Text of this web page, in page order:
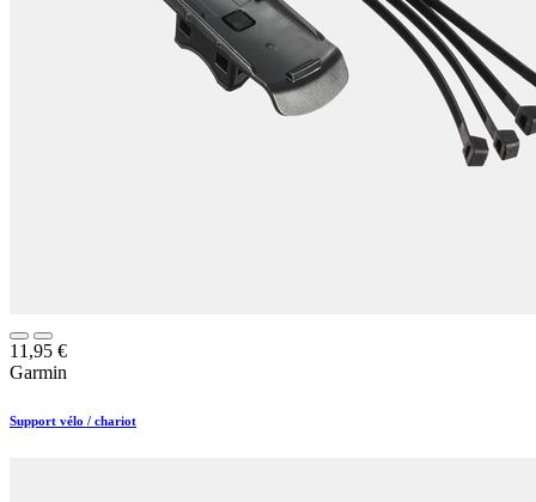
11,95 €
Garmin
Support vélo / chariot